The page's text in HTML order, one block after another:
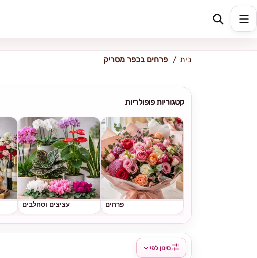
כתובת למשלוח
בית פרחים בכפר מסריק
קטגוריות פופולריות
פרחים עציצים וסחלבים
סינון לפי